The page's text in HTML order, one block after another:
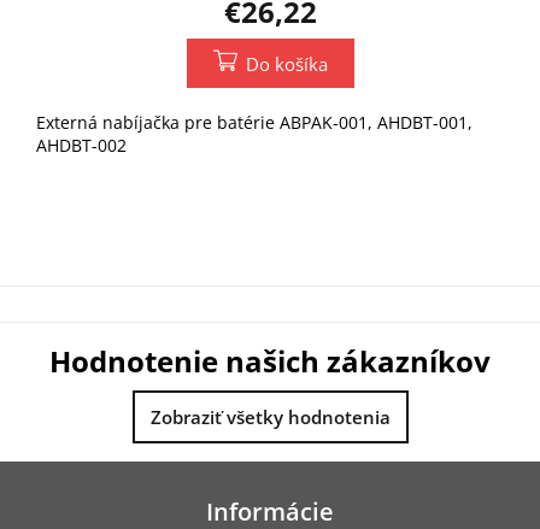
€26,22
Do košíka
Externá nabíjačka pre batérie ABPAK-001, AHDBT-001,
AHDBT-002
Hodnotenie našich zákazníkov
Zobraziť všetky hodnotenia
Z
Informácie